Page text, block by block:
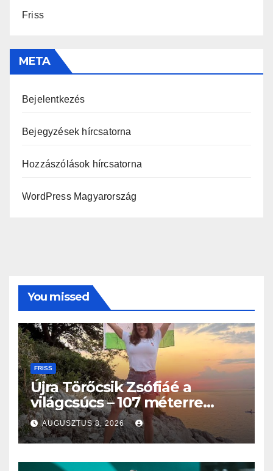
Friss
META
Bejelentkezés
Bejegyzések hírcsatorna
Hozzászólások hírcsatorna
WordPress Magyarország
You missed
FRISS
Újra Törőcsik Zsófiáé a
világcsúcs – 107 méterre
merült Lastovón
AUGUSZTUS 8, 2026